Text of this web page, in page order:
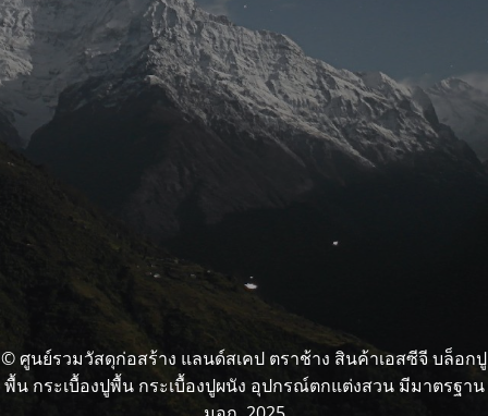
© ศูนย์รวมวัสดุก่อสร้าง แลนด์สเคป ตราช้าง สินค้าเอสซีจี บล็อกปู
พื้น กระเบื้องปูพื้น กระเบื้องปูผนัง อุปกรณ์ตกแต่งสวน มีมาตรฐาน